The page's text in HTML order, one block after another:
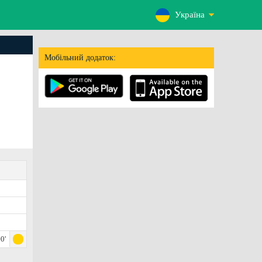
Україна
Мобільний додаток: